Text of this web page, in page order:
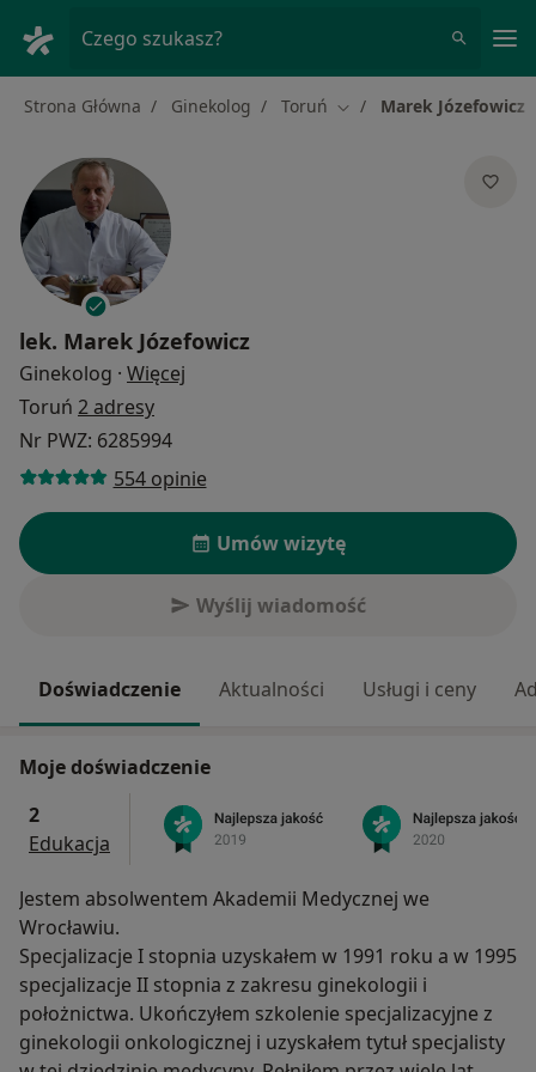
Czego szukasz?
Strona Główna Ginekolog Toruń Zmień miasto
Marek Józefowicz
lek. Marek Józefowicz
Ginekolog · Więcej
Toruń 2 adresy
Nr PWZ: 6285994
554 opinie
Umów wizytę
Wyślij wiadomość
Doświadczenie Aktualności Usługi i ceny
Moje doświadczenie
2
Edukacja
Jestem absolwentem Akademii Medycznej we
Wrocławiu.
Specjalizacje I stopnia uzyskałem w 1991 roku a w 1995
specjalizacje II stopnia z zakresu ginekologii i
położnictwa. Ukończyłem szkolenie specjalizacyjne z
ginekologii onkologicznej i uzyskałem tytuł specjalisty